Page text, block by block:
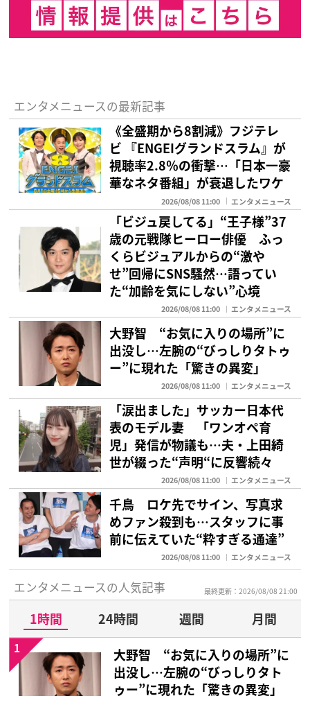
エンタメニュースの最新記事
《全盛期から8割減》フジテレ
ビ 『ENGEIグランドスラム』が
視聴率2.8％の衝撃…「日本一豪
華なネタ番組」が衰退したワケ
2026/08/08 11:00 エンタメニュース
「ビジュ戻してる」“王子様”37
歳の元戦隊ヒーロー俳優 ふっ
くらビジュアルからの“激や
せ”回帰にSNS騒然…語ってい
た“加齢を気にしない”心境
2026/08/08 11:00 エンタメニュース
大野智 “お気に入りの場所”に
出没し…左腕の“びっしりタトゥ
ー”に現れた「驚きの異変」
2026/08/08 11:00 エンタメニュース
「涙出ました」サッカー日本代
表のモデル妻 「ワンオペ育
児」発信が物議も…夫・上田綺
世が綴った“声明“に反響続々
2026/08/08 11:00 エンタメニュース
千鳥 ロケ先でサイン、写真求
めファン殺到も…スタッフに事
前に伝えていた“粋すぎる通達”
2026/08/08 11:00 エンタメニュース
エンタメニュースの人気記事 最終更新：2026/08/08 21:00
1時間 24時間 週間
月間
大野智 “お気に入りの場所”に
出没し…左腕の“びっしりタト
ゥー”に現れた「驚きの異変」
1